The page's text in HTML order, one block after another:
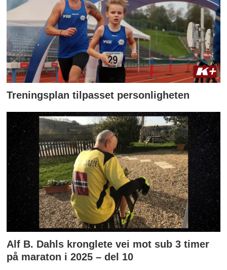
Treningsplan tilpasset personligheten
Alf B. Dahls kronglete vei mot sub 3 timer
på maraton i 2025 – del 10